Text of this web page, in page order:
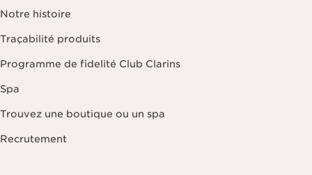
Notre histoire
Traçabilité produits
Programme de fidelité Club Clarins
Spa
Trouvez une boutique ou un spa
Recrutement